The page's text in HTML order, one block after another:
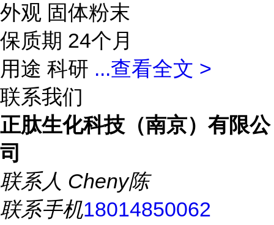
外观 固体粉末
保质期 24个月
用途 科研 ...查看全文 >
联系我们
正肽生化科技（南京）有限公
司
联系人 Cheny陈
联系手机18014850062